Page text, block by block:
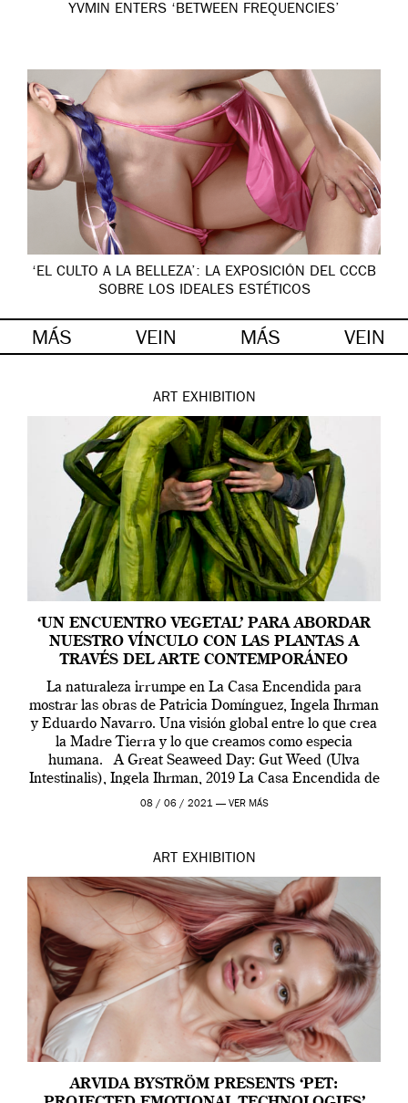
YVMIN ENTERS ‘BETWEEN FREQUENCIES’
‘EL CULTO A LA BELLEZA’: LA EXPOSICIÓN DEL CCCB
SOBRE LOS IDEALES ESTÉTICOS
MÁS VEIN MÁS VEIN
ART EXHIBITION
‘UN ENCUENTRO VEGETAL’ PARA ABORDAR
NUESTRO VÍNCULO CON LAS PLANTAS A
TRAVÉS DEL ARTE CONTEMPORÁNEO
La naturaleza irrumpe en La Casa Encendida para
mostrar las obras de Patricia Domínguez, Ingela Ihrman
y Eduardo Navarro. Una visión global entre lo que crea
la Madre Tierra y lo que creamos como especia
humana. A Great Seaweed Day: Gut Weed (Ulva
Intestinalis), Ingela Ihrman, 2019 La Casa Encendida de
Madrid y la Wellcome […]
08 / 06 / 2021 — VER MÁS
ART EXHIBITION
ARVIDA BYSTRÖM PRESENTS ‘PET: